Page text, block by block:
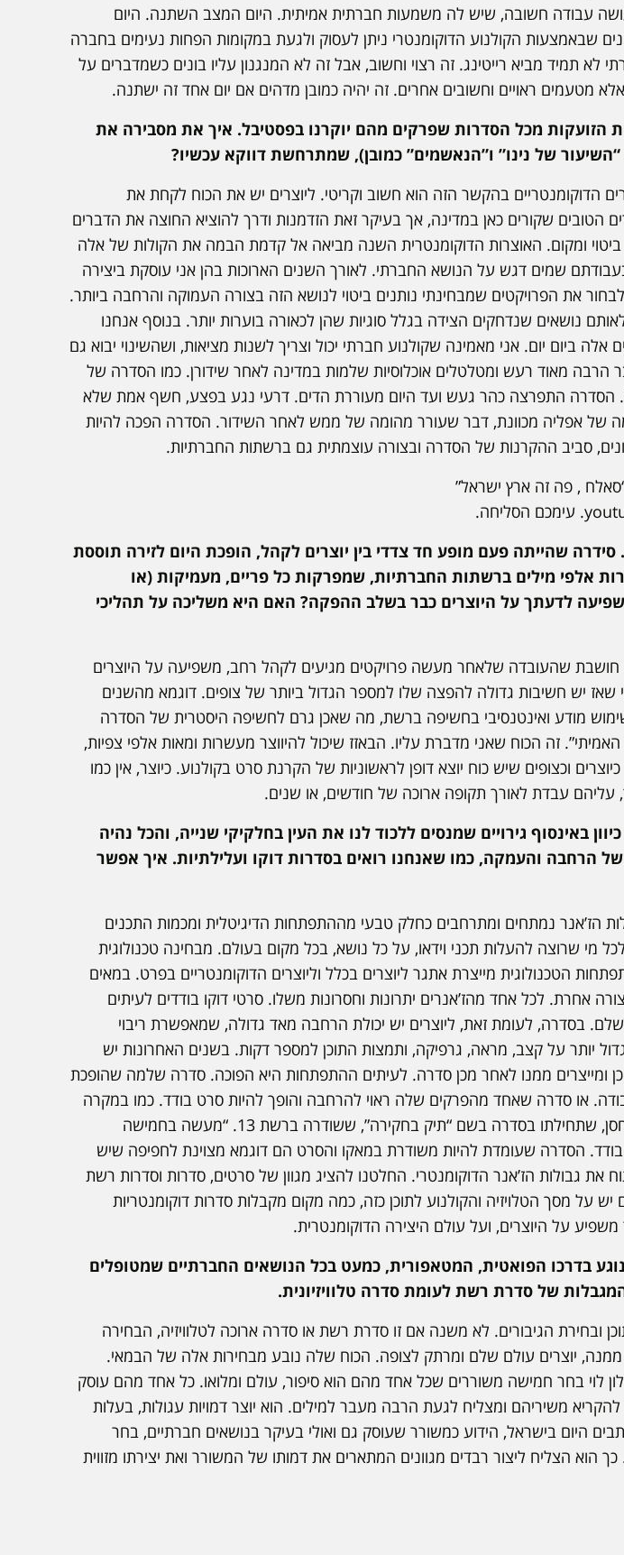
עבודה חשובה, שיש לה משמעות חברתית אמיתית. היום המצב השתנה. היום
שבאמצעות הקולנוע הדוקומנטרי ניתן לעסוק ולגעת במקומות הפחות נעימים בחברה
לא תמיד מביא רייטינג. זה רצוי וחשוב, אבל זה לא המנגנון עליו בונים כשמדברים על
מטעמים ראויים וחשובים אחרים. זה יהיה כמובן מדהים אם יום אחד זה ישתנה.
הזועקות מכל הסדרות שפרקים מהם יוקרנו בפסטיבל. איך את מסבירה את
של נינו” ו”הנאשמים” כמובן), שמתרחשת דווקא עכשיו?
הדוקומנטריים בהקשר הזה הוא חשוב וקריטי. ליוצרים יש את הכוח לקחת את
שקורים כאן במדינה, אך בעיקר זאת הזדמנות ודרך להוציא החוצה את הדברים
ומקום. האוצרות הדוקומנטרית השנה מביאה אל קדמת הבמה את הקולות של אלה
שמים דגש על הנושא החברתי. לאורך השנים הארוכות בהן אני עוסקת ביצירה
את הפרויקטים שמבחינתי נותנים ביטוי לנושא הזה בצורה העמוקה והרחבה ביותר.
נושאים שנדחקים הצידה בגלל סוגיות שהן לכאורה בוערות יותר. בנוסף אנחנו
ביום יום. אני מאמינה שקולנוע חברתי יכול וצריך לשנות מציאות, ושהשינוי יבוא גם
מאוד רעש ומטלטלים אוכלוסיות שלמות במדינה לאחר שידורן. כמו הסדרה של
הסדרה התפרצה כהר געש ועד היום מעוררת הדים. דרעי נגע בפצע, חשף אמת שלא
של אפליה מכוונת, דבר שעורר מהומה של ממש לאחר השידור. הסדרה הפכה להיות
סביב ההקרנות של הסדרה ובצורה עוצמתית גם ברשתות החברתיות.
שהייתה פעם מופע חד צדדי בין יוצרים לקהל, הופכת היום לזירה תוססת
אלפי מילים ברשתות החברתיות, שמפרקות כל פריים, מעמיקות (או
לדעתך על היוצרים כבר בשלב ההפקה? האם היא משליכה על תהליכי
חושבת שהעובדה שלאחר מעשה פרויקטים מגיעים לקהל רחב, משפיעה על היוצרים
יש חשיבות גדולה להפצה שלו למספר הגדול ביותר של צופים. דוגמא מהשנים
מודע ואינטנסיבי בחשיפה ברשת, מה שאכן גרם לחשיפה היסטרית של הסדרה
זה הכוח שאני מדברת עליו. הבאזז שיכול להיווצר מעשרות ומאות אלפי צפיות,
וכצופים שיש כוח יוצא דופן לראשוניות של הקרנת סרט בקולנוע. כיוצר, אין כמו
עבדת לאורך תקופה ארוכה של חודשים, או שנים.
באינסוף גירויים שמנסים ללכוד לנו את העין בחלקיקי שנייה, והכל נהיה
הרחבה והעמקה, כמו שאנחנו רואים בסדרות דוקו ועלילתיות. איך אפשר
הז’אנר נמתחים ומתרחבים כחלק טבעי מההתפתחות הדיגיטלית ומכמות התכנים
שרוצה להעלות תכני וידאו, על כל נושא, בכל מקום בעולם. מבחינה טכנולוגית
הטכנולוגית מייצרת אתגר ליוצרים בכלל וליוצרים הדוקומנטריים בפרט. במאים
אחרת. לכל אחד מהז’אנרים יתרונות וחסרונות משלו. סרטי דוקו בודדים לעיתים
ושלם. בסדרה, לעומת זאת, ליוצרים יש יכולת הרחבה מאד גדולה, שמאפשרת ריבוי
יותר על קצב, מראה, גרפיקה, ותמצות התוכן למספר דקות. בשנים האחרונות יש
ומייצרים ממנו לאחר מכן סדרה. לעיתים ההתפתחות היא הפוכה. סדרה שלמה שהופכת
או סדרה שאחד מהפרקים שלה ראוי להרחבה והופך להיות סרט בודד. כמו במקרה
של “אל מותהמין (הנאשמים)”, סרט של הבמאית לימור פנחסוב ועורך התוכן אייל בלחסן, שתחילתו בסדרה בשם “תיק בחקירה”, ששודרה ברשת 13. “מעשה בחמישה
בודד. הסדרה שעומדת להיות משודרת במאקו והסרט הם דוגמא מצוינת לחפיפה שיש
גבולות הז’אנר הדוקומנטרי. החלטנו להציג מגוון של סרטים, סדרות וסדרות רשת
על מסך הטלויזיה והקולנוע לתוכן כזה, כמה מקום מקבלות סדרות דוקומנטריות
על היוצרים, ועל עולם היצירה הדוקומנטרית.
בדרכו הפואטית, המטאפורית, כמעט בכל הנושאים החברתיים שמטופלים
של סדרת רשת לעומת סדרה טלוויזיונית.
הגיבורים. לא משנה אם זו סדרת רשת או סדרה ארוכה לטלוויזיה, הבחירה
יוצרים עולם שלם ומרתק לצופה. הכוח שלה נובע מבחירות אלה של הבמאי.
לוי בחר חמישה משוררים שכל אחד מהם הוא סיפור, עולם ומלואו. כל אחד מהם עוסק
משיריהם ומצליח לגעת הרבה מעבר למילים. הוא יוצר דמויות עגולות, בעלות
היום בישראל, הידוע כמשורר שעוסק גם ואולי בעיקר בנושאים חברתיים, בחר
הצליח ליצור רבדים מגוונים המתארים את דמותו של המשורר ואת יצירתו מזווית